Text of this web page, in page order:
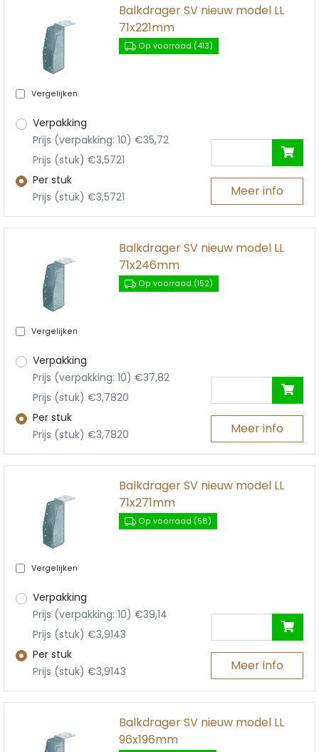
Vergelijken
Balkdrager SV nieuw model LL
71x221mm
Op voorraad (413)
Verpakking
Prijs (verpakking: 10) €35,72
Prijs (stuk) €3,5721
Per stuk
Prijs (stuk) €3,5721
Meer info
Vergelijken
Balkdrager SV nieuw model LL
71x246mm
Op voorraad (152)
Verpakking
Prijs (verpakking: 10) €37,82
Prijs (stuk) €3,7820
Per stuk
Prijs (stuk) €3,7820
Meer info
Vergelijken
Balkdrager SV nieuw model LL
71x271mm
Op voorraad (58)
Verpakking
Prijs (verpakking: 10) €39,14
Prijs (stuk) €3,9143
Per stuk
Prijs (stuk) €3,9143
Meer info
Balkdrager SV nieuw model LL
96x196mm